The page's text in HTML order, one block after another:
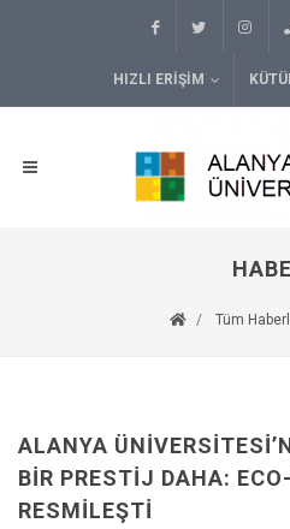
HIZLI ERIŞIM
Tüm
ALANYA
BIR PRESTIJ DAHA:
RESMILEŞTI